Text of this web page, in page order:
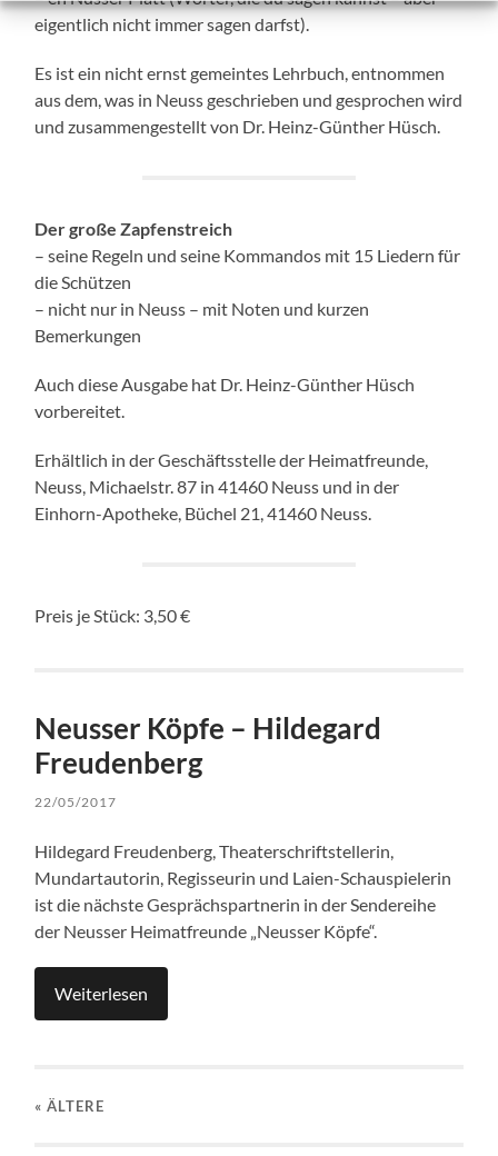
eigentlich nicht immer sagen darfst).
Es ist ein nicht ernst gemeintes Lehrbuch, entnommen
aus dem, was in Neuss geschrieben und gesprochen wird
und zusammengestellt von Dr. Heinz-Günther Hüsch.
Der große Zapfenstreich
– seine Regeln und seine Kommandos mit 15 Liedern für
die Schützen
– nicht nur in Neuss – mit Noten und kurzen
Bemerkungen
Auch diese Ausgabe hat Dr. Heinz-Günther Hüsch
vorbereitet.
Erhältlich in der Geschäftsstelle der Heimatfreunde,
Neuss, Michaelstr. 87 in 41460 Neuss und in der
Einhorn-Apotheke, Büchel 21, 41460 Neuss.
Preis je Stück: 3,50 €
Neusser Köpfe – Hildegard
Freudenberg
22/05/2017
Hildegard Freudenberg, Theaterschriftstellerin,
Mundartautorin, Regisseurin und Laien-Schauspielerin
ist die nächste Gesprächspartnerin in der Sendereihe
der Neusser Heimatfreunde „Neusser Köpfe“.
Weiterlesen
« ÄLTERE